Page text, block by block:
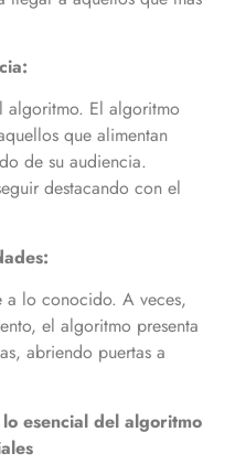
algoritmo. El algoritmo
que alimentan
de su audiencia.
destacando con el
a lo conocido. A veces,
el algoritmo presenta
abriendo puertas a
esencial del algoritmo